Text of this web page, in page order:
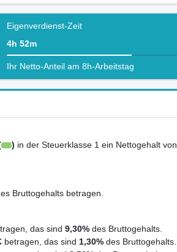
Eigenverdienst-Zeit
4h 52m
Ihr Netto-Anteil am 8h-Arbeitstag
) in der Steuerklasse 1 ein Nettogehalt von
Bruttogehalts betragen.
das sind 9,30%des Bruttogehalts.
betragen, das sind 1,30%des Bruttogehalts.